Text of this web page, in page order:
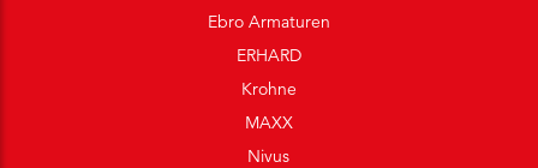
Ebro Armaturen
ERHARD
Krohne
MAXX
Nivus